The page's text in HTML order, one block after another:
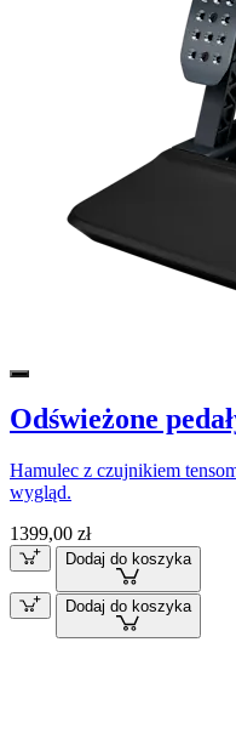
Odświeżone
Hamulec z czujnikiem
wygląd.
1399,00 zł
Dodaj do koszyka
Dodaj do koszyka